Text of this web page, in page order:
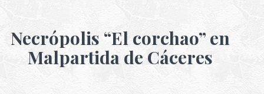
Necrópolis “El corchao” en
Malpartida de Cáceres